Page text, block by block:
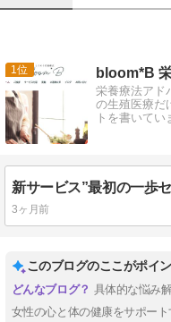
1 bloom*B
栄養療法アド
の生殖医療だ
トを書いてい
3ヶ月前
このブログのここがポイ
具体的な悩み
女性の心と体の健康をサポー